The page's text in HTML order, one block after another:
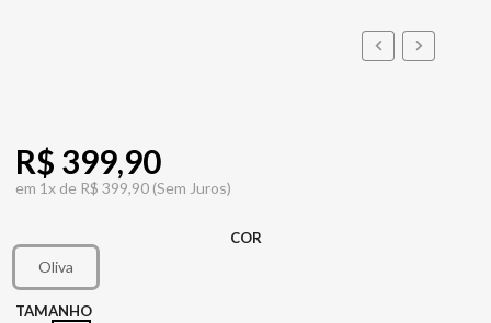
R$ 399,90
em 1x de R$ 399,90 (Sem Juros)
COR
Oliva
TAMANHO